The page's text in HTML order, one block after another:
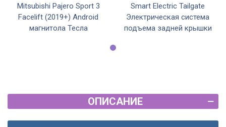
Mitsubishi Pajero Sport 3
Facelift (2019+) Android
магнитола Тесла
Smart Electric Tailgate
Электрическая система
подъема задней крышки
ОПИСАНИЕ